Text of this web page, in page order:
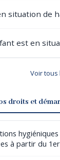
situation de
est en
Voir tous
droits et
à partir du